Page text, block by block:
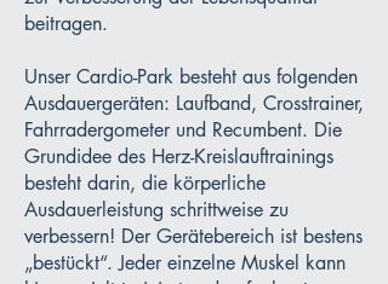
beitragen.
Unser Cardio-Park besteht aus folgenden
Ausdauergeräten: Laufband, Crosstrainer,
Fahrradergometer und Recumbent. Die
Grundidee des Herz-Kreislauftrainings
besteht darin, die körperliche
Ausdauerleistung schrittweise zu
verbessern! Der Gerätebereich ist bestens
„bestückt“. Jeder einzelne Muskel kann